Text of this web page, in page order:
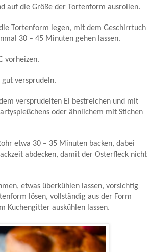
auf die Größe der Tortenform ausrollen.
Tortenform legen, mit dem Geschirrtuch
30 – 45 Minuten gehen lassen.
vorheizen.
gut versprudeln.
versprudelten Ei bestreichen und mit
oder ähnlichem mit Stichen
etwa 30 – 35 Minuten backen, dabei
abdecken, damit der Osterfleck nicht
etwas überkühlen lassen, vorsichtig
lösen, vollständig aus der Form
Kuchengitter auskühlen lassen.